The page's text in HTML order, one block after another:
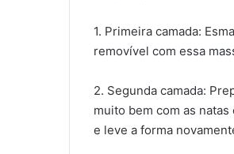
1. Primeira camada:
removível com essa
2. Segunda camada:
muito bem com as
e leve a forma